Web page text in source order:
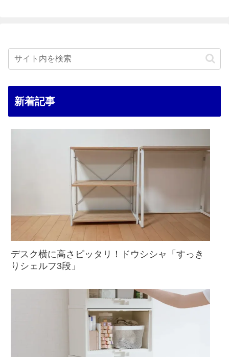
新着記事
デスク横に高さピッタリ！ドウシシャ「すっき
りシェルフ3段」